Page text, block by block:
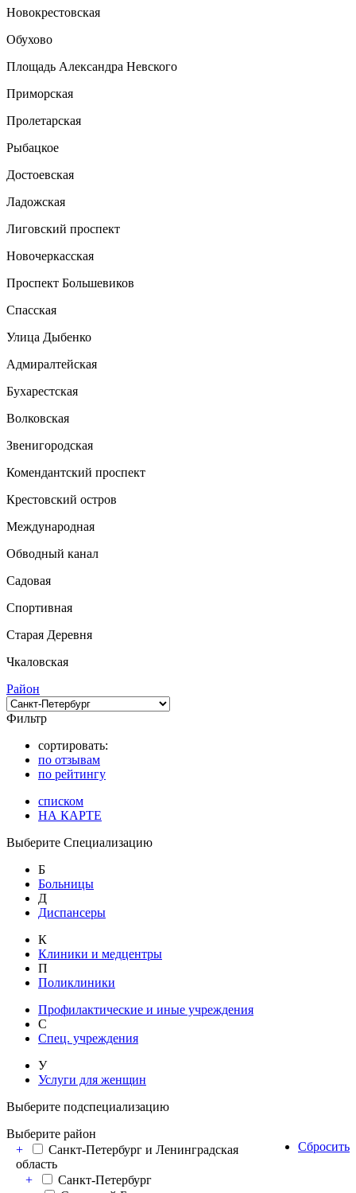
Новокрестовская
Обухово
Площадь Александра Невского
Приморская
Пролетарская
Рыбацкое
Достоевская
Ладожская
Лиговский проспект
Новочеркасская
Проспект Большевиков
Спасская
Улица Дыбенко
Адмиралтейская
Бухарестская
Волковская
Звенигородская
Комендантский проспект
Крестовский остров
Международная
Обводный канал
Садовая
Спортивная
Старая Деревня
Чкаловская
Район
Фильтр
сортировать:
по отзывам
по рейтингу
списком
НА КАРТЕ
Выберите Специализацию
Б
Больницы
Д
Диспансеры
К
Клиники и медцентры
П
Поликлиники
Профилактические и иные учреждения
С
Спец. учреждения
У
Услуги для женщин
Выберите подспециализацию
Сбросить
Выберите район
+
Санкт-Петербург и Ленинградская
область
+
Санкт-Петербург